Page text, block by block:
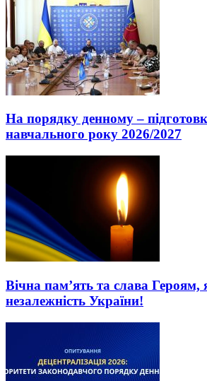
На порядку денному –
навчального року 2026/2027
Вічна пам’ять та слава Героям,
незалежність України!